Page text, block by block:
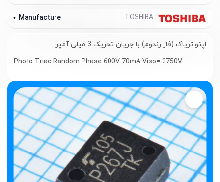
Manufacture
اپتو تریاک (فاز رندوم) با جریان تحریک 3 میلی آمپر
Photo Triac Random Phase 600V 70mA Viso= 3750V